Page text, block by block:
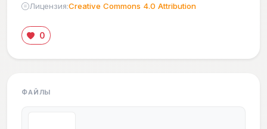
Лицензия:Creative Commons 4.0 Attribution
0
ФАЙЛЫ